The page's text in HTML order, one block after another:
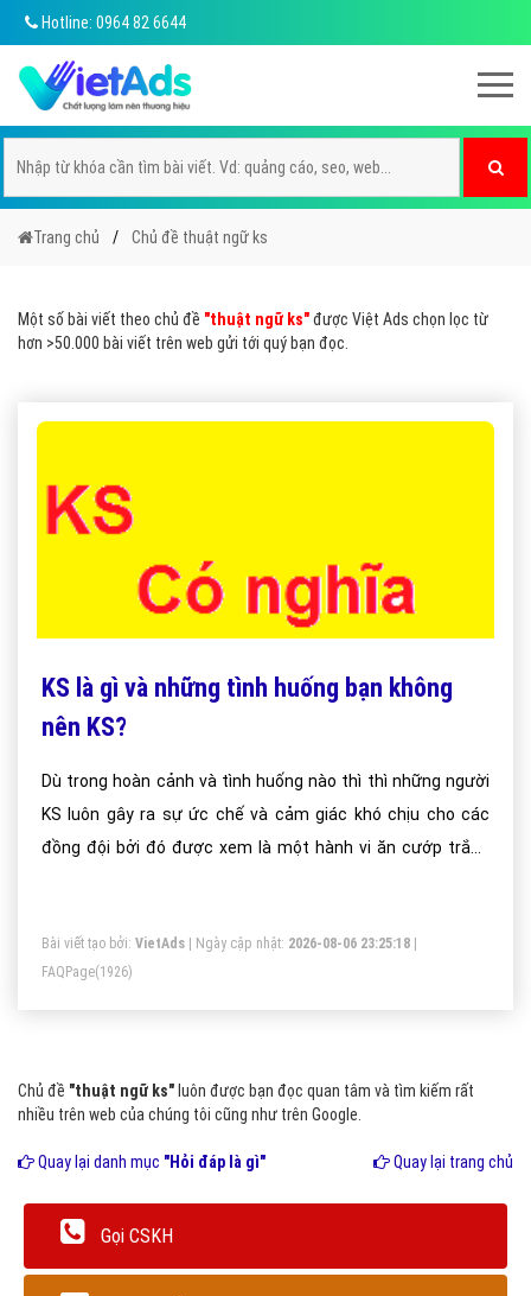
Hotline: 0964 82 6644
Trang chủ Chủ đề thuật ngữ ks
Một số bài viết theo chủ đề "thuật ngữ ks"được Việt Ads chọn lọc từ
hơn >50.000 bài viết trên web gửi tới quý bạn đọc.
KS là gì và những tình huống bạn không
nên KS?
Dù trong hoàn cảnh và tình huống nào thì thì những người
KS luôn gây ra sự ức chế và cảm giác khó chịu cho các
đồng đội bởi đó được xem là một hành vi ăn cướp trắng
Bài viết tạo bởi: VietAds | Ngày cập nhật: 2026-08-06 23:25:18
FAQPage(1926)
Chủ đề "thuật ngữ ks" luôn được bạn đọc quan tâm và tìm kiếm rất
nhiều trên web của chúng tôi cũng như trên Google.
Quay lại danh mục "Hỏi đáp là gì" Quay lại trang chủ
Gọi CSKH